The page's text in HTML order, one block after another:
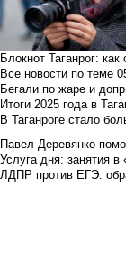
Блокнот Таганрог:
Все новости по теме
Бегали по жаре и
Итоги 2025 года в
В Таганроге стало
Павел Деревянко
Услуга дня: занятия
ЛДПР против ЕГЭ: